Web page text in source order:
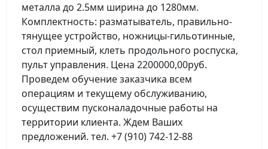
металла до 2.5мм ширина до 1280мм.
Комплектность: разматыватель, правильно-
тянущее устройство, ножницы-гильотинные,
стол приемный, клеть продольного роспуска,
пульт управления. Цена 2200000,00руб.
Проведем обучение заказчика всем
операциям и текущему обслуживанию,
осуществим пусконаладочные работы на
территории клиента. Ждем Ваших
предложений. тел. +7 (910) 742-12-88